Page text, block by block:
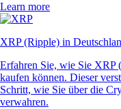
Learn more
XRP (Ripple) in
Erfahren Sie, wie Sie XRP
kaufen können. Dieser
Schritt, wie Sie über die
verwahren.